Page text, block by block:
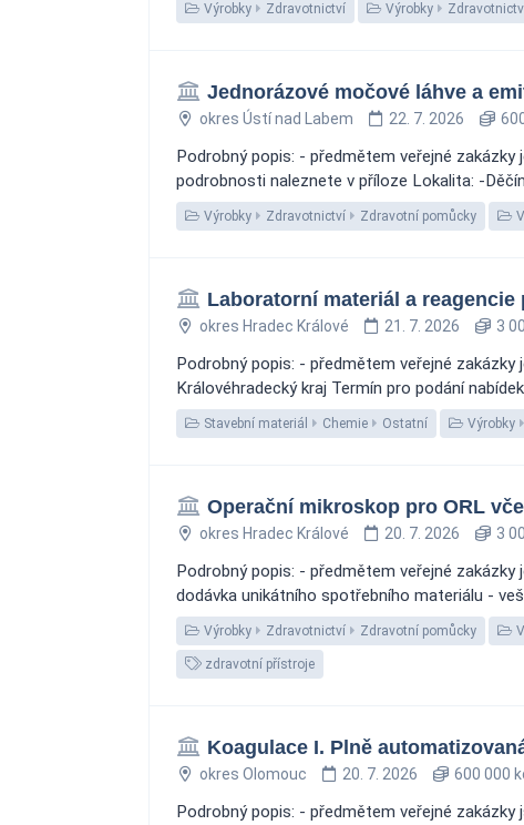
Výrobky Zdravotnictví Výrobky
Jednorázové močové láhve a
okres Ústí nad Labem 22. 7. 2026
Podrobný popis: - předmětem veřejné
podrobnosti naleznete v příloze Lokalita: -
Výrobky Zdravotnictví Zdravotní pomůcky
Laboratorní materiál a
okres Hradec Králové 21. 7. 2026 3
Podrobný popis: - předmětem veřejné
Královéhradecký kraj Termín pro podání
Stavební materiál Chemie Ostatní Výrobky
Operační mikroskop pro ORL
okres Hradec Králové 20. 7. 2026 3
Podrobný popis: - předmětem veřejné
dodávka unikátního spotřebního materiálu -
Výrobky Zdravotnictví Zdravotní pomůcky
zdravotní přístroje
Koagulace I. Plně
okres Olomouc 20. 7. 2026 600 000
Podrobný popis: - předmětem veřejné